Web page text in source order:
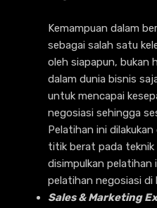
Kemampuan dalam
sebagai salah satu
oleh siapapun, bukan
dalam dunia bisnis
untuk mencapai
negosiasi sehingga
Pelatihan ini
titik berat pada teknik
disimpulkan pelatihan
pelatihan negosiasi di
Sales & Marketing